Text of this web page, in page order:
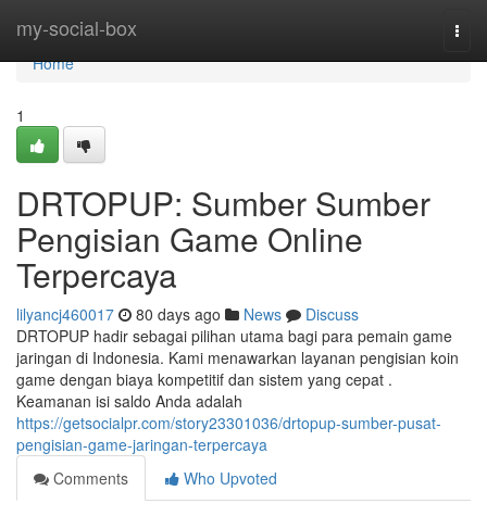
my-social-box
Home
Home
1
DRTOPUP: Sumber Sumber
Pengisian Game Online
Terpercaya
lilyancj460017 80 days ago News
Discuss
DRTOPUP hadir sebagai pilihan utama bagi para pemain game
jaringan di Indonesia. Kami menawarkan layanan pengisian koin
game dengan biaya kompetitif dan sistem yang cepat .
Keamanan isi saldo Anda adalah
https://getsocialpr.com/story23301036/drtopup-sumber-pusat-
pengisian-game-jaringan-terpercaya
Comments
Who Upvoted